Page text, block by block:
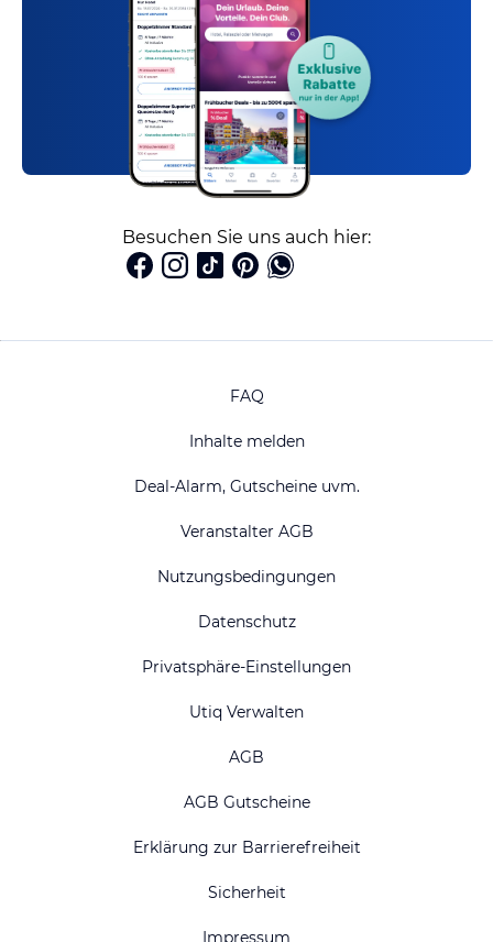
Besuchen Sie uns auch hier:
FAQ
Inhalte melden
Deal-Alarm, Gutscheine uvm.
Veranstalter AGB
Nutzungsbedingungen
Datenschutz
Privatsphäre-Einstellungen
Utiq Verwalten
AGB
AGB Gutscheine
Erklärung zur Barrierefreiheit
Sicherheit
Impressum